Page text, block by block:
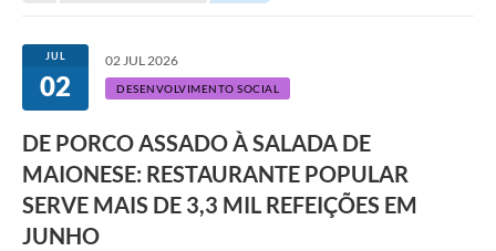
Secretarias/Centrais
COVID-19
Prefeito Municipal
JUL
02
02 JUL 2026
DESENVOLVIMENTO SOCIAL
DE PORCO ASSADO À SALADA DE
MAIONESE: RESTAURANTE POPULAR
SERVE MAIS DE 3,3 MIL REFEIÇÕES EM
JUNHO